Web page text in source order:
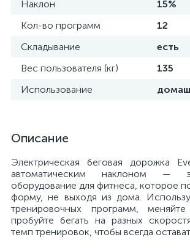
Наклон
15%
Кол-во программ
12
Складывание
есть
Вес пользователя (кг)
135
Использование
Описание
Электрическая беговая дорожка
автоматическим наклоном —
оборудование для фитнеса, которое
форму, не выходя из дома.
тренировочных программ,
пробуйте бегать на разных
темп тренировок, чтобы всегда